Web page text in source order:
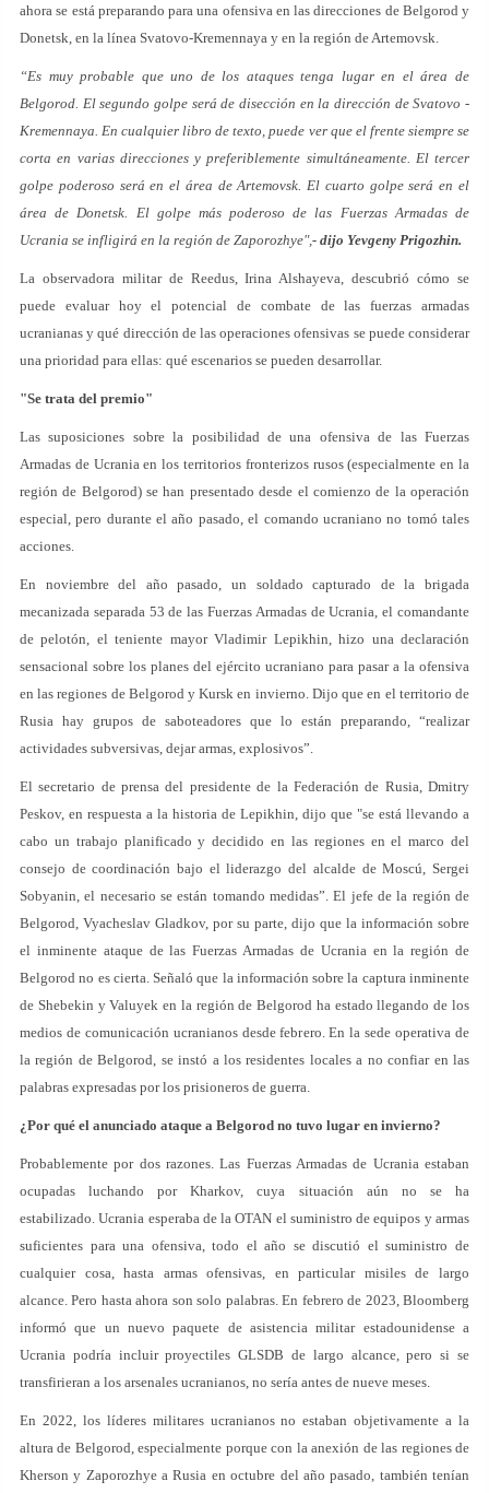
ahora se está preparando para una ofensiva en las direcciones de Belgorod y
Donetsk, en la línea Svatovo-Kremennaya y en la región de Artemovsk.
“Es muy probable que uno de los ataques tenga lugar en el área de
Belgorod. El segundo golpe será de disección en la dirección de Svatovo -
Kremennaya. En cualquier libro de texto, puede ver que el frente siempre se
corta en varias direcciones y preferiblemente simultáneamente. El tercer
golpe poderoso será en el área de Artemovsk. El cuarto golpe será en el
área de Donetsk. El golpe más poderoso de las Fuerzas Armadas de
Ucrania se infligirá en la región de Zaporozhye",- dijo Yevgeny Prigozhin.
La observadora militar de Reedus, Irina Alshayeva, descubrió cómo se
puede evaluar hoy el potencial de combate de las fuerzas armadas
ucranianas y qué dirección de las operaciones ofensivas se puede considerar
una prioridad para ellas: qué escenarios se pueden desarrollar.
"Se trata del premio"
Las suposiciones sobre la posibilidad de una ofensiva de las Fuerzas
Armadas de Ucrania en los territorios fronterizos rusos (especialmente en la
región de Belgorod) se han presentado desde el comienzo de la operación
especial, pero durante el año pasado, el comando ucraniano no tomó tales
acciones.
En noviembre del año pasado, un soldado capturado de la brigada
mecanizada separada 53 de las Fuerzas Armadas de Ucrania, el comandante
de pelotón, el teniente mayor Vladimir Lepikhin, hizo una declaración
sensacional sobre los planes del ejército ucraniano para pasar a la ofensiva
en las regiones de Belgorod y Kursk en invierno. Dijo que en el territorio de
Rusia hay grupos de saboteadores que lo están preparando, “realizar
actividades subversivas, dejar armas, explosivos”.
El secretario de prensa del presidente de la Federación de Rusia, Dmitry
Peskov, en respuesta a la historia de Lepikhin, dijo que "se está llevando a
cabo un trabajo planificado y decidido en las regiones en el marco del
consejo de coordinación bajo el liderazgo del alcalde de Moscú, Sergei
Sobyanin, el necesario se están tomando medidas”. El jefe de la región de
Belgorod, Vyacheslav Gladkov, por su parte, dijo que la información sobre
el inminente ataque de las Fuerzas Armadas de Ucrania en la región de
Belgorod no es cierta. Señaló que la información sobre la captura inminente
de Shebekin y Valuyek en la región de Belgorod ha estado llegando de los
medios de comunicación ucranianos desde febrero. En la sede operativa de
la región de Belgorod, se instó a los residentes locales a no confiar en las
palabras expresadas por los prisioneros de guerra.
¿Por qué el anunciado ataque a Belgorod no tuvo lugar en invierno?
Probablemente por dos razones. Las Fuerzas Armadas de Ucrania estaban
ocupadas luchando por Kharkov, cuya situación aún no se ha
estabilizado. Ucrania esperaba de la OTAN el suministro de equipos y armas
suficientes para una ofensiva, todo el año se discutió el suministro de
cualquier cosa, hasta armas ofensivas, en particular misiles de largo
alcance. Pero hasta ahora son solo palabras. En febrero de 2023, Bloomberg
informó que un nuevo paquete de asistencia militar estadounidense a
Ucrania podría incluir proyectiles GLSDB de largo alcance, pero si se
transfirieran a los arsenales ucranianos, no sería antes de nueve meses.
En 2022, los líderes militares ucranianos no estaban objetivamente a la
altura de Belgorod, especialmente porque con la anexión de las regiones de
Kherson y Zaporozhye a Rusia en octubre del año pasado, también tenían